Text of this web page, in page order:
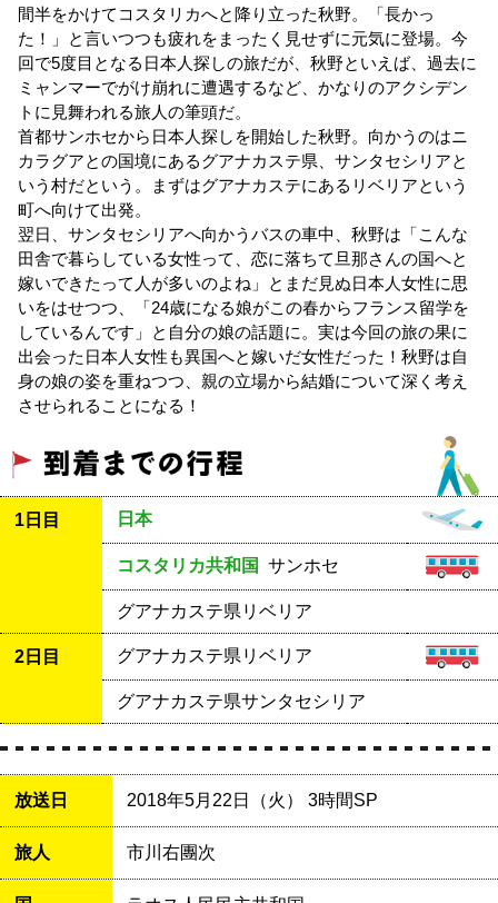
間半をかけてコスタリカへと降り立った秋野。「長かっ
た！」と言いつつも疲れをまったく見せずに元気に登場。今
回で5度目となる日本人探しの旅だが、秋野といえば、過去に
ミャンマーでがけ崩れに遭遇するなど、かなりのアクシデン
トに見舞われる旅人の筆頭だ。
首都サンホセから日本人探しを開始した秋野。向かうのはニ
カラグアとの国境にあるグアナカステ県、サンタセシリアと
いう村だという。まずはグアナカステにあるリベリアという
町へ向けて出発。
翌日、サンタセシリアへ向かうバスの車中、秋野は「こんな
田舎で暮らしている女性って、恋に落ちて旦那さんの国へと
嫁いできたって人が多いのよね」とまだ見ぬ日本人女性に思
いをはせつつ、「24歳になる娘がこの春からフランス留学を
しているんです」と自分の娘の話題に。実は今回の旅の果に
出会った日本人女性も異国へと嫁いだ女性だった！秋野は自
身の娘の姿を重ねつつ、親の立場から結婚について深く考え
させられることになる！
1日目 日本
コスタリカ共和国 サンホセ
グアナカステ県リベリア
2日目 グアナカステ県リベリア
グアナカステ県サンタセシリア
放送日 2018年5月22日（火） 3時間SP
旅人 市川右團次